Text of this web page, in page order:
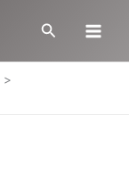
Rechercher